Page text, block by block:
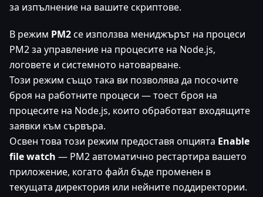
за изпълнение на вашите скриптове.
В режим PM2се използва мениджърът на процеси
PM2 за управление на процесите на Node.js,
логовете и системното натоварване.
Този режим също така ви позволява да посочите
броя на работните процеси — тоест броя на
процесите на Node.js, които обработват входящите
заявки към сървъра.
Освен това този режим предоставя опцията Enable
file watch — PM2 автоматично рестартира вашето
приложение, когато файл бъде променен в
текущата директория или нейните поддиректории.